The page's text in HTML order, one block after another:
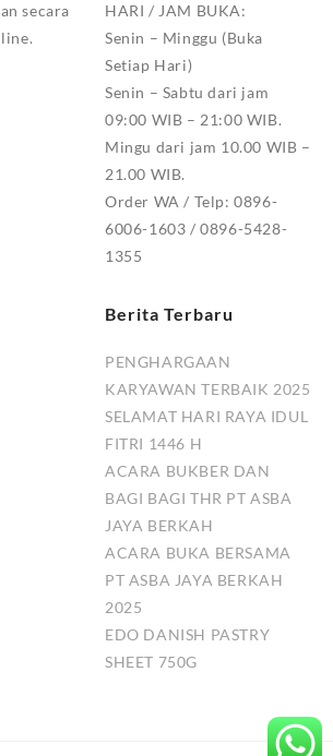
secara
HARI / JAM BUKA:
Senin – Minggu (Buka
Setiap Hari)
Senin – Sabtu dari jam
09:00 WIB – 21:00 WIB.
Mingu dari jam 10.00 WIB –
21.00 WIB.
Order WA / Telp: 0896-
6006-1603 / 0896-5428-
1355
Berita Terbaru
PENGHARGAAN
KARYAWAN TERBAIK 2025
SELAMAT HARI RAYA IDUL
FITRI 1446 H
ACARA BUKBER DAN
BAGI BAGI THR PT ASBA
JAYA BERKAH
ACARA BUKA BERSAMA
PT ASBA JAYA BERKAH
2025
EDO DANISH PASTRY
SHEET 750G